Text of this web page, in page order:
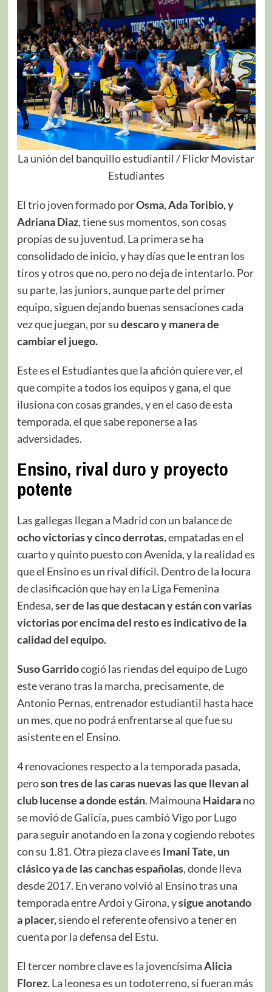
La unión del banquillo estudiantil / Flickr Movistar
Estudiantes
El trio joven formado porOsma, Ada Toribio, y
Adriana Diaz, tiene sus momentos, son cosas
propias de su juventud. La primera se ha
consolidado de inicio, y hay días que le entran los
tiros y otros que no, pero no deja de intentarlo. Por
su parte, las juniors, aunque parte del primer
equipo, siguen dejando buenas sensaciones cada
vez que juegan, por sudescaro y manera de
cambiar el juego.
Este es el Estudiantes que la afición quiere ver, el
que compite a todos los equipos y gana, el que
ilusiona con cosas grandes, y en el caso de esta
temporada, el que sabe reponerse a las
adversidades.
Ensino, rival duro y proyecto
potente
Las gallegas llegan a Madrid con un balance de
ocho victorias y cinco derrotas, empatadas en el
cuarto y quinto puesto con Avenida, y la realidad es
que el Ensino es un rival difícil. Dentro de la locura
de clasificación que hay en la Liga Femenina
Endesa,ser de las que destacan y están con varias
victorias por encima del resto es indicativo de la
calidad del equipo.
Suso Garridocogió las riendas del equipo de Lugo
este verano tras la marcha, precisamente, de
Antonio Pernas, entrenador estudiantil hasta hace
un mes, que no podrá enfrentarse al que fue su
asistente en el Ensino.
4 renovaciones respecto a la temporada pasada,
peroson tres de las caras nuevas las que llevan al
club lucense a donde están. Maimouna Haidarano
se movió de Galicia, pues cambió Vigo por Lugo
para seguir anotando en la zona y cogiendo rebotes
con su 1.81. Otra pieza clave es Imani Tate, un
clásico ya de las canchas españolas, donde lleva
desde 2017. En verano volvió al Ensino tras una
temporada entre Ardoi y Girona, ysigue anotando
a placer,siendo el referente ofensivo a tener en
cuenta por la defensa del Estu.
El tercer nombre clave es la jovencísimaAlicia
Florez. La leonesa es un todoterreno, si fueran más